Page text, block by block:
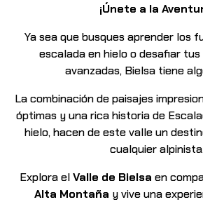
¡Únete a la
Ya sea que busques aprender los
escalada en hielo o desafiar
avanzadas, Bielsa tiene
La combinación de paisajes
óptimas y una rica historia de
hielo, hacen de este valle un
cualquier
Explora elValle de Bielsa en
Alta Montaña y vive una